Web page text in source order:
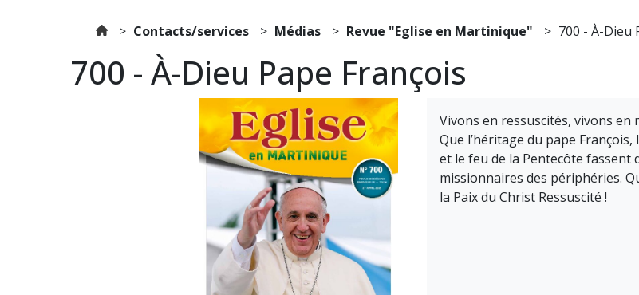
Contacts/services Médias Revue "Eglise en Martinique" 700 - À-Dieu
700 - À-Dieu Pape François
Vivons en ressuscités, vivons en
Que l’héritage du pape
et le feu de la Pentecôte fassent
missionnaires des périphéries.
la Paix du Christ Ressuscité !